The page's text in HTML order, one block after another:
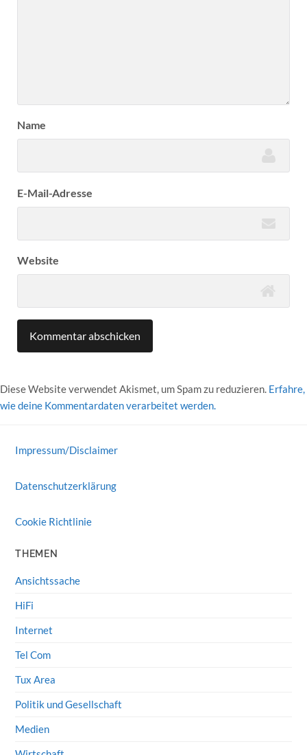
Name
E-Mail-Adresse
Website
Diese Website verwendet Akismet, um Spam zu reduzieren. Erfahre,
wie deine Kommentardaten verarbeitet werden.
Impressum/Disclaimer
Datenschutzerklärung
Cookie Richtlinie
THEMEN
Ansichtssache
HiFi
Internet
Tel Com
Tux Area
Politik und Gesellschaft
Medien